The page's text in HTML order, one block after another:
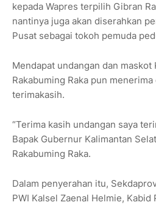
kepada Wapres terpilih Gibran
nantinya juga akan diserahkan
Pusat sebagai tokoh pemuda
Mendapat undangan dan maskot
Rakabuming Raka pun
terimakasih.
“Terima kasih undangan saya
Bapak Gubernur Kalimantan
Rakabuming Raka.
Dalam penyerahan itu,
PWI Kalsel Zaenal Helmie, Kabid